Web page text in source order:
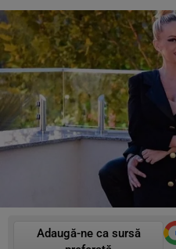
Adaugă-ne ca sursă